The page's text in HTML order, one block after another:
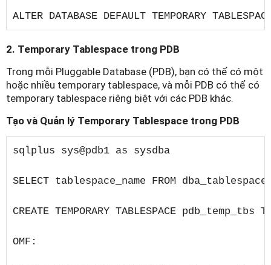
ALTER DATABASE DEFAULT TEMPORARY
2. Temporary Tablespace trong PDB
Trong mỗi Pluggable Database (PDB), bạn có thể có một
hoặc nhiều temporary tablespace, và mỗi PDB có thể có
temporary tablespace riêng biệt với các PDB khác.
Tạo và Quản lý Temporary Tablespace trong PDB
sqlplus sys@pdb1 as sysdba
SELECT tablespace_name FROM
CREATE TEMPORARY TABLESPACE
OMF: